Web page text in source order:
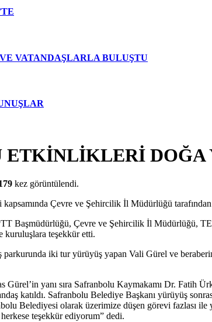
VATANDAŞLARLA BULUŞTU
ETKİNLİKLERİ DOĞA
kez görüntülendi.
Çevre ve Şehircilik İl Müdürlüğü
Başmüdürlüğü, Çevre ve Şehircilik İl Müdürlüğü,
kuruluşlara teşekkür etti.
iki tur yürüyüş yapan Vali Gürel ve
yanı sıra Safranbolu Kaymakamı Dr. Fatih
katıldı. Safranbolu Belediye Başkanı yürüyüş
Belediyesi olarak üzerimize düşen görevi fazlası
teşekkür ediyorum” dedi.